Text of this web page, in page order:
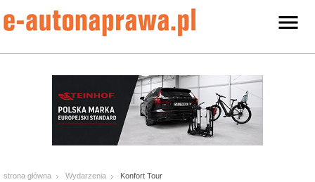
strona główna Wydarzenia Konfort Tour